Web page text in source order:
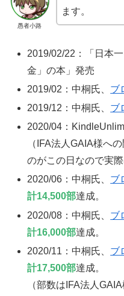
愚者小路
ます。
2019/02/22：「日本
金」の本」発売
2019/02：中桐氏、 ブ
2019/12：中桐氏、 ブ
2020/04：
（IFA法人GAIA様へ
のがこの日なので実際
2020/06：中桐氏、 ブ
計14,500部達成。
2020/08：中桐氏、 ブ
計16,000部達成。
2020/11：中桐氏、 ブ
計17,500部達成。
（部数はIFA法人